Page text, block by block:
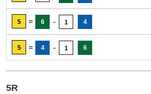
5 = 6 - 1 4
5 = 4 - 1 6
5R